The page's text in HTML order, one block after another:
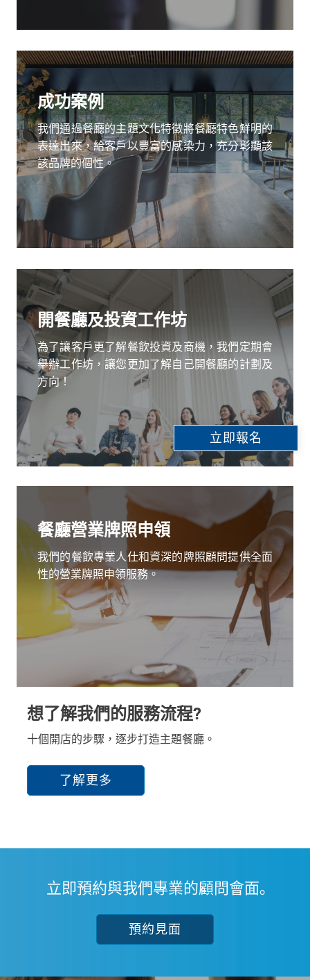
成功案例
我們通過餐廳的主題文化特徵將餐廳特色鮮明的
表達出來，給客戶以豐富的感染力，充分彰顯該
該品牌的個性。
開餐廳及投資工作坊
為了讓客戶更了解餐飲投資及商機，我們定期會
舉辦工作坊，讓您更加了解自己開餐廳的計劃及
方向！
立即報名
餐廳營業牌照申領
我們的餐飲專業人仕和資深的牌照顧問提供全面
性的營業牌照申領服務。
想了解我們的服務流程?
十個開店的步驟，逐步打造主題餐廳。
了解更多
立即預約與我們專業的顧問會面｡
預約見面